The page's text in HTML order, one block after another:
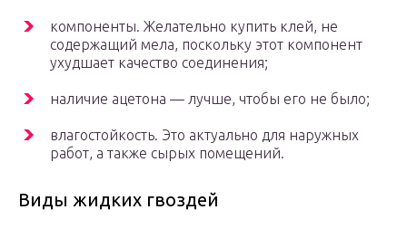
компоненты. Желательно купить клей, не
содержащий мела, поскольку этот компонент
ухудшает качество соединения;
наличие ацетона — лучше, чтобы его не было;
влагостойкость. Это актуально для наружных
работ, а также сырых помещений.
Виды жидких гвоздей